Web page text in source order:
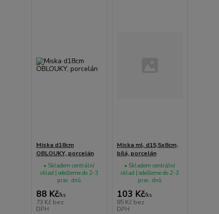
Miska d18cm
OBLOUKY, porcelán
88 Kč/ks
73 Kč bez
DPH
• Skladem centrální
sklad | odešleme do 2-3
prac. dnů
Miska ml, d15,5x8cm,
bílá, porcelán
103 Kč/ks
85 Kč bez
DPH
• Skladem centrální
sklad | odešleme do 2-3
prac. dnů